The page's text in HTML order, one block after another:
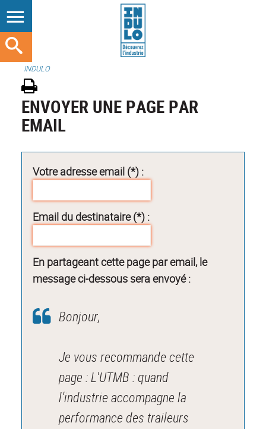
INDULO
ENVOYER UNE PAGE PAR
EMAIL
Votre adresse email (*) :
Email du destinataire (*) :
En partageant cette page par email, le
message ci-dessous sera envoyé :
Bonjour,
Je vous recommande cette
page : L'UTMB : quand
l’industrie accompagne la
performance des traileurs